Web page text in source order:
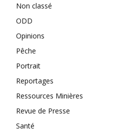
Non classé
ODD
Opinions
Pêche
Portrait
Reportages
Ressources Minières
Revue de Presse
Santé